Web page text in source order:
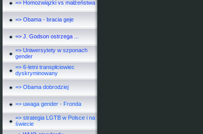
=> Homozwiązki vs małżeństwa
=> Obama - bracia geje
=> J. Godson ostrzega ...
=> Uniwersytety w szponach
gender
=> 6-letni transpłciowiec
dyskryminowany
=> Obama dobrodziej
=> uwaga gender - Fronda
=> strategia LGTB w Polsce i na
świecie